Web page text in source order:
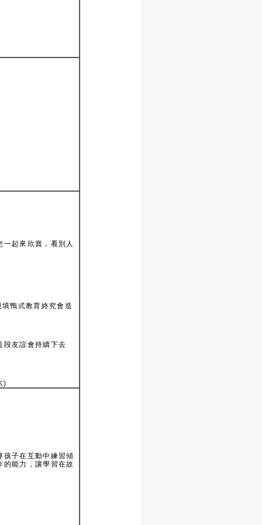
起來欣賞，看別人
鴨式教育終究會造
段友誼會持續下去
)
孩子在互動中練習傾
的能力，讓學習在故